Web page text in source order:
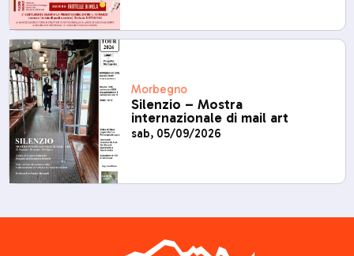
Morbegno
Silenzio – Mostra
internazionale di mail art
sab, 05/09/2026